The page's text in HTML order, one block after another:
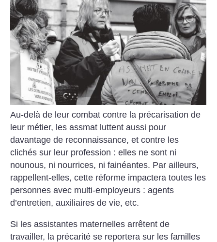
Au-delà de leur combat contre la précarisation de
leur métier, les assmat luttent aussi pour
davantage de reconnaissance, et contre les
clichés sur leur profession : elles ne sont ni
nounous, ni nourrices, ni fainéantes. Par ailleurs,
rappellent-elles, cette réforme impactera toutes les
personnes avec multi-employeurs : agents
d’entretien, auxiliaires de vie, etc.
Si les assistantes maternelles arrêtent de
travailler, la précarité se reportera sur les familles